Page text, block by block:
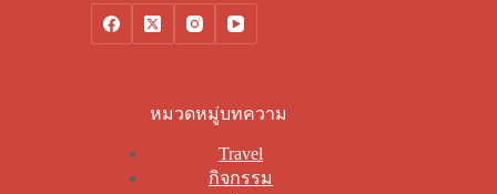
หมวดหมู่บทความ
Travel
กิจกรรม